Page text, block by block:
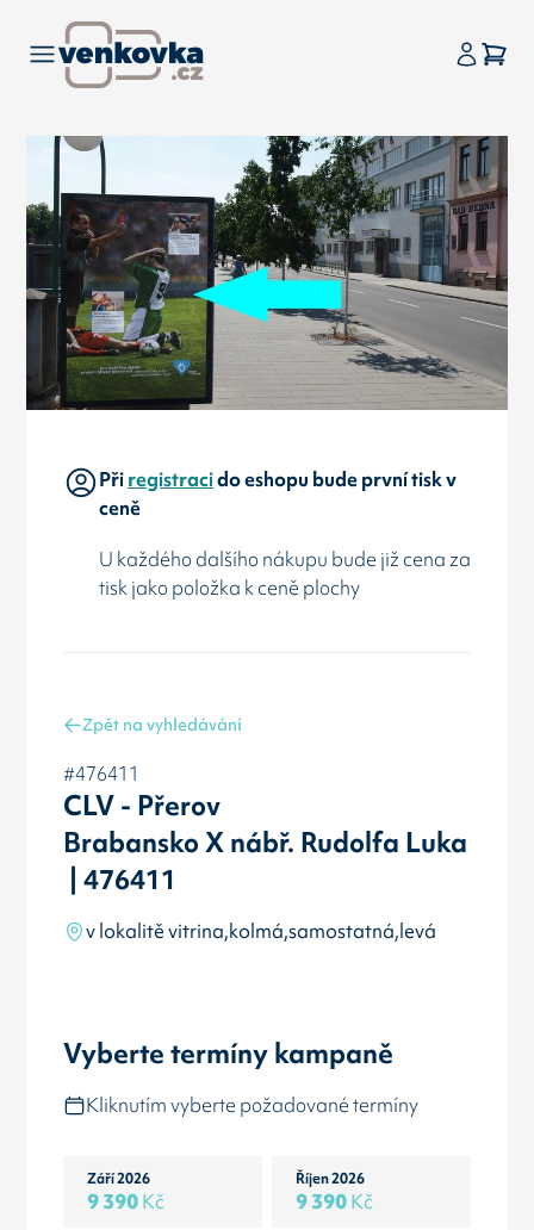
Přiregistracido eshopu bude první tisk v
ceně
U každého dalšího nákupu bude již cena za
tisk jako položka k ceně plochy
Zpět na vyhledávání
#476411
CLV - Přerov
Brabansko X nábř. Rudolfa Luka
| 476411
v lokalitě vitrina,kolmá,samostatná,levá
Vyberte termíny kampaně
Kliknutím vyberte požadované termíny
Září 2026
9 390Kč
Říjen 2026
9 390Kč